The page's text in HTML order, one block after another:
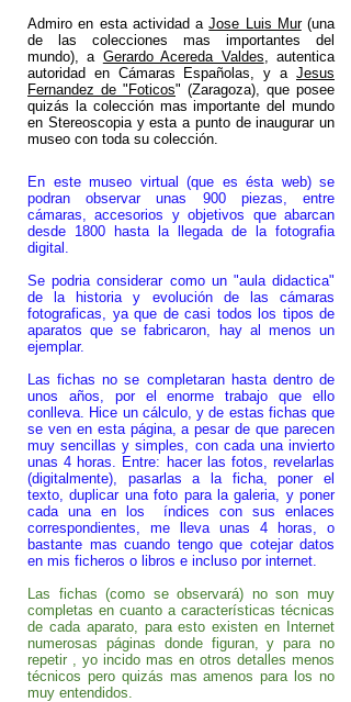
Admiro en esta actividad aJose Luis Mur(una
de las colecciones mas importantes del
mundo), a Gerardo Acereda Valdes, autentica
autoridad en Cámaras Españolas, y a Jesus
Fernandez de "Foticos" (Zaragoza), que posee
quizás la colección mas importante del mundo
en Stereoscopia y esta a punto de inaugurar un
museo con toda su colección.
En este museo virtual (que es ésta web) se
podran observar unas 900 piezas, entre
cámaras, accesorios y objetivos que abarcan
desde 1800 hasta la llegada de la fotografia
digital.
Se podria considerar como un "aula didactica"
de la historia y evolución de las cámaras
fotograficas, ya que de casi todos los tipos de
aparatos que se fabricaron, hay al menos un
ejemplar.
Las fichas no se completaran hasta dentro de
unos años, por el enorme trabajo que ello
conlleva. Hice un cálculo, y de estas fichas que
se ven en esta página, a pesar de que parecen
muy sencillas y simples, con cada una invierto
unas 4 horas. Entre: hacer las fotos, revelarlas
(digitalmente), pasarlas a la ficha, poner el
texto, duplicar una foto para la galeria, y poner
cada una en los índices con sus enlaces
correspondientes, me lleva unas 4 horas, o
bastante mas cuando tengo que cotejar datos
en mis ficheros o libros e incluso por internet.
Las fichas (como se observará) no son muy
completas en cuanto a características técnicas
de cada aparato, para esto existen en Internet
numerosas páginas donde figuran, y para no
repetir , yo incido mas en otros detalles menos
técnicos pero quizás mas amenos para los no
muy entendidos.